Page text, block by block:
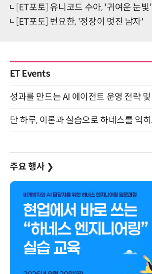
[ET포토] 유니코드 수아, '귀여운 눈빛'
[ET포토] 변요한, '정장이 멋진 남자'
ET Events
주요 행사 ❯